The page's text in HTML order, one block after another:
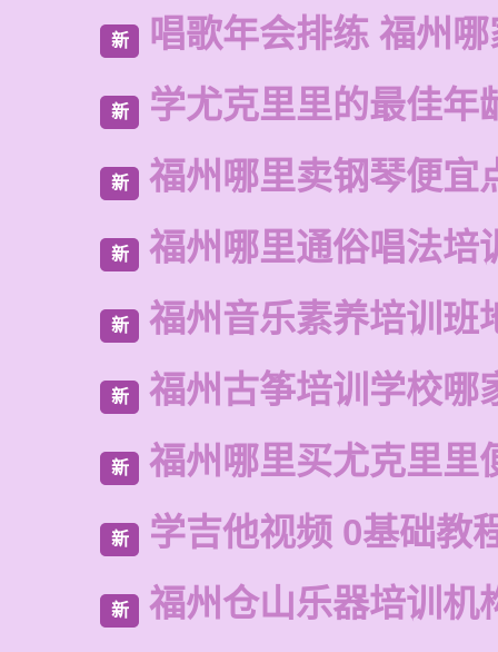
新 唱歌年会排练 福州
新 学尤克里里的最佳年
新 福州哪里卖钢琴便宜
新 福州哪里通俗唱法培
新 福州音乐素养培训班
新 福州古筝培训学校哪
新 福州哪里买尤克里里
新 学吉他视频 0基础教
新 福州仓山乐器培训机